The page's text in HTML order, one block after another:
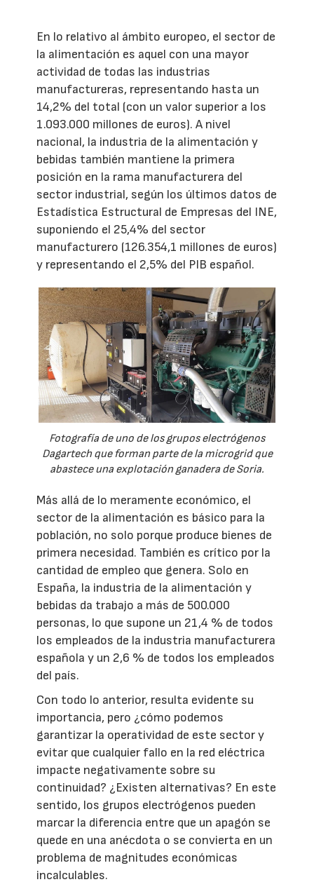
En lo relativo al ámbito europeo, el sector de
la alimentación es aquel con una mayor
actividad de todas las industrias
manufactureras, representando hasta un
14,2% del total (con un valor superior a los
1.093.000 millones de euros). A nivel
nacional, la industria de la alimentación y
bebidas también mantiene la primera
posición en la rama manufacturera del
sector industrial, según los últimos datos de
Estadística Estructural de Empresas del INE,
suponiendo el 25,4% del sector
manufacturero (126.354,1 millones de euros)
y representando el 2,5% del PIB español.
Fotografía de uno de los grupos electrógenos
Dagartech que forman parte de la microgrid que
abastece una explotación ganadera de Soria.
Más allá de lo meramente económico, el
sector de la alimentación es básico para la
población, no solo porque produce bienes de
primera necesidad. También es crítico por la
cantidad de empleo que genera. Solo en
España, la industria de la alimentación y
bebidas da trabajo a más de 500.000
personas, lo que supone un 21,4 % de todos
los empleados de la industria manufacturera
española y un 2,6 % de todos los empleados
del país.
Con todo lo anterior, resulta evidente su
importancia, pero ¿cómo podemos
garantizar la operatividad de este sector y
evitar que cualquier fallo en la red eléctrica
impacte negativamente sobre su
continuidad? ¿Existen alternativas? En este
sentido, los grupos electrógenos pueden
marcar la diferencia entre que un apagón se
quede en una anécdota o se convierta en un
problema de magnitudes económicas
incalculables.